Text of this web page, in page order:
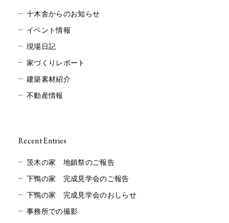
十木舎からのお知らせ
イベント情報
現場日記
家づくりレポート
建築素材紹介
不動産情報
Recent Entries
茨木の家 地鎮祭のご報告
下鴨の家 完成見学会のご報告
下鴨の家 完成見学会のおしらせ
事務所での撮影